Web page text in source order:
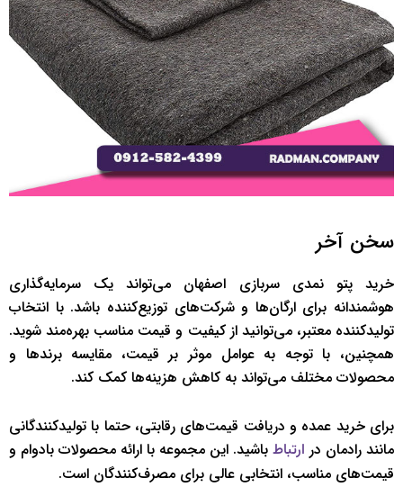
سخن آخر
خرید پتو نمدی سربازی اصفهان می‌تواند یک سرمایه‌گذاری
هوشمندانه برای ارگان‌ها و شرکت‌های توزیع‌کننده باشد. با انتخاب
تولیدکننده معتبر، می‌توانید از کیفیت و قیمت مناسب بهره‌مند شوید.
همچنین، با توجه به عوامل موثر بر قیمت، مقایسه برندها و
محصولات مختلف می‌تواند به کاهش هزینه‌ها کمک کند.
برای خرید عمده و دریافت قیمت‌های رقابتی، حتما با تولیدکنندگانی
مانند رادمان در ارتباط باشید. این مجموعه با ارائه محصولات بادوام و
قیمت‌های مناسب، انتخابی عالی برای مصرف‌کنندگان است.